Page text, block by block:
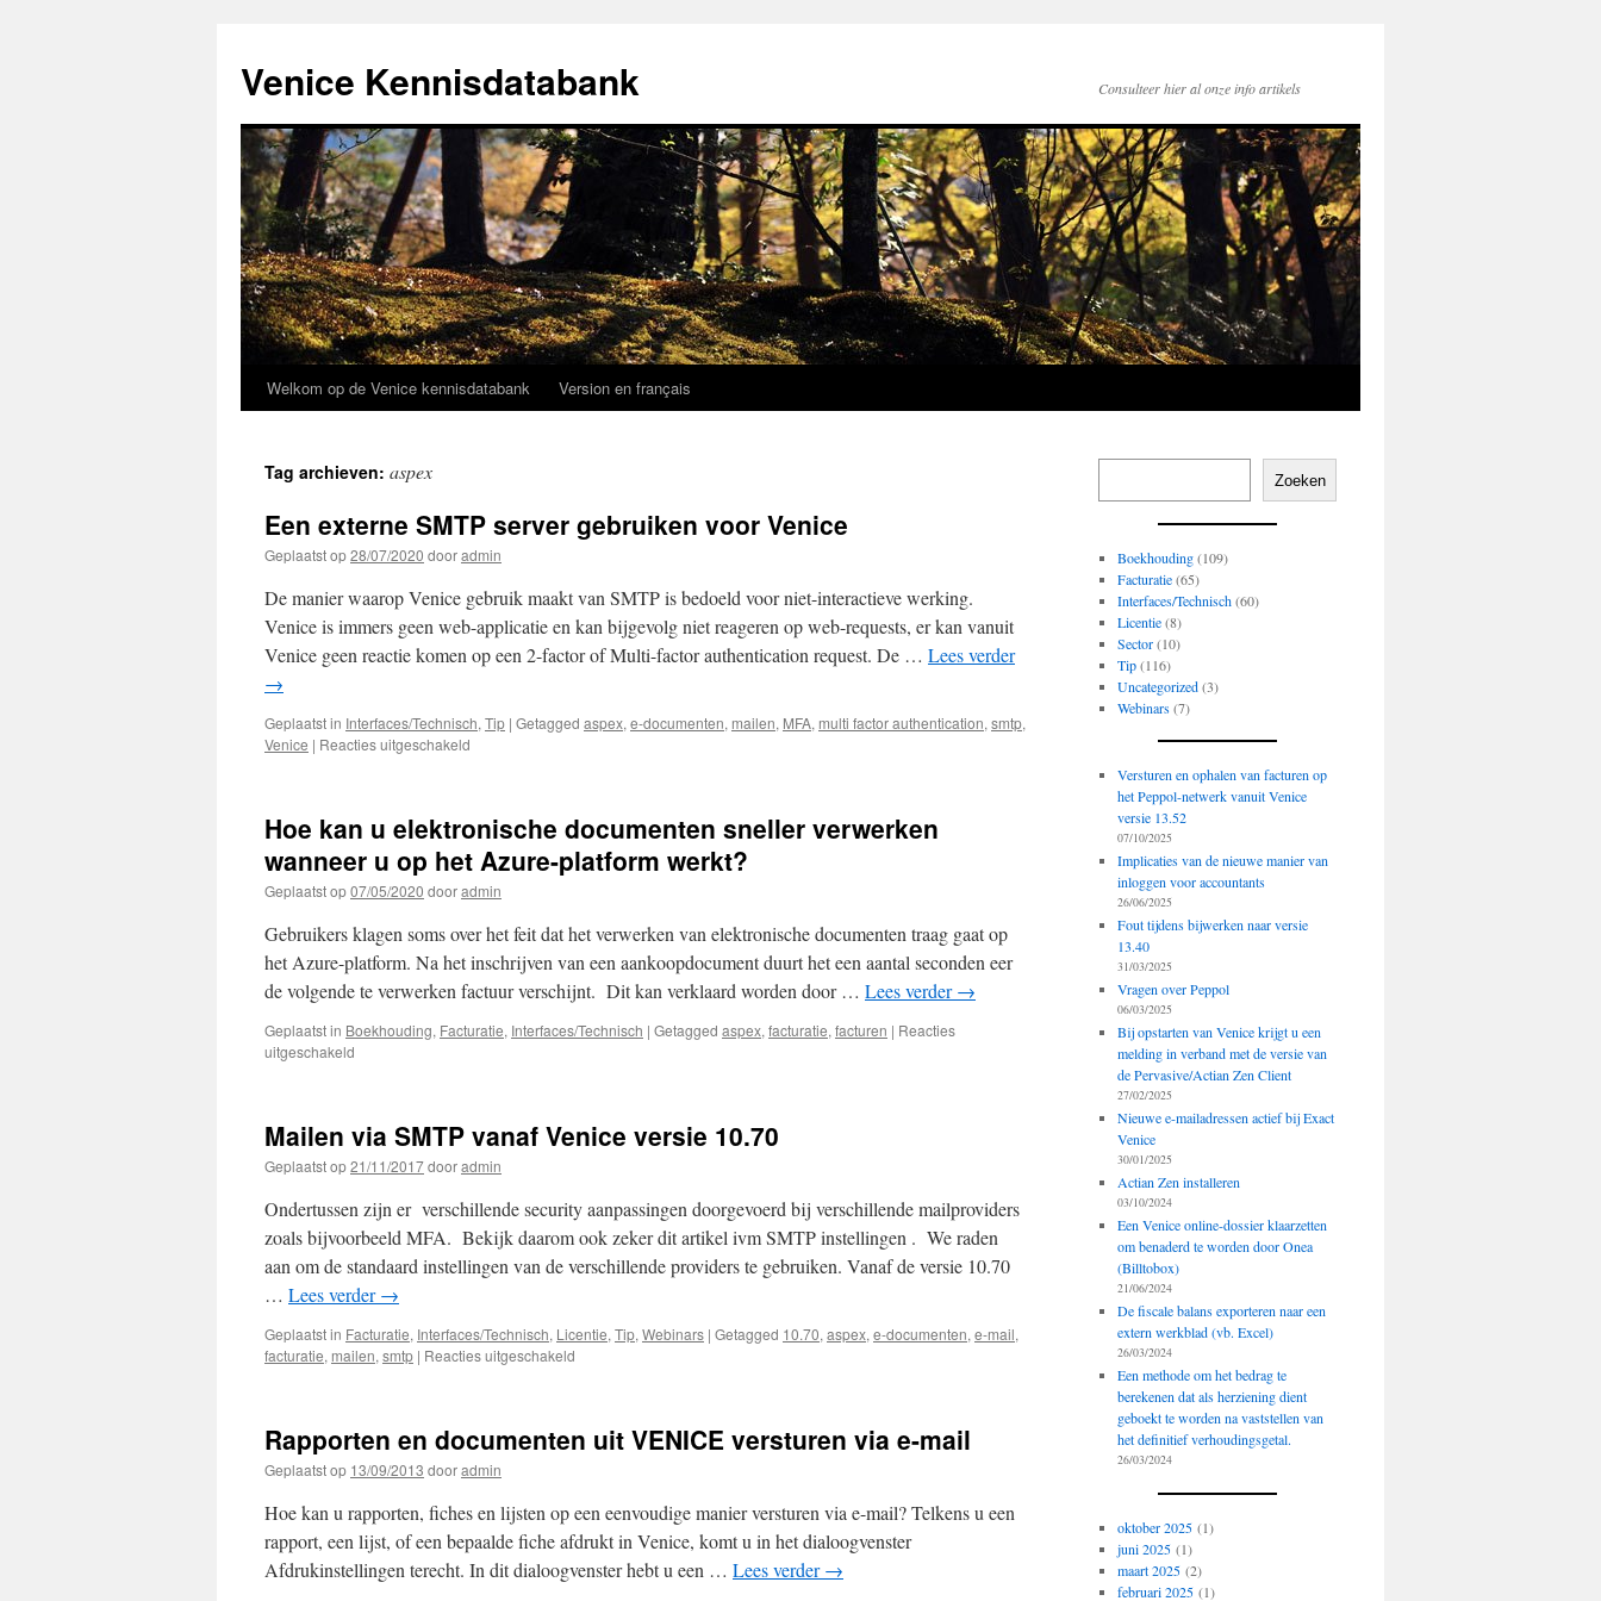
Venice Kennisdatabank Consulteer hier al onze info artikels
Ga
inhoud
Welkom op de Venice kennisdatabank Version en français
Tag archieven: aspex
Een externe SMTP server gebruiken voor Venice
Geplaatst op28/07/2020 dooradmin
De manier waarop Venice gebruik maakt van SMTP is bedoeld voor niet-interactieve werking.
Venice is immers geen web-applicatie en kan bijgevolg niet reageren op web-requests, er kan vanuit
Venice geen reactie komen op een 2-factor of Multi-factor authentication request. De … Lees verder
→
Geplaatst in Interfaces/Technisch, Tip | Getagged aspex, e-documenten, mailen, MFA, multi factor authentication, smtp,
Venice | Reacties uitgeschakeld
server
gebruiken
voor
Venice
Hoe kan u elektronische documenten sneller verwerken
wanneer u op het Azure-platform werkt?
Geplaatst op07/05/2020 dooradmin
Gebruikers klagen soms over het feit dat het verwerken van elektronische documenten traag gaat op
het Azure-platform. Na het inschrijven van een aankoopdocument duurt het een aantal seconden eer
de volgende te verwerken factuur verschijnt. Dit kan verklaard worden door … Lees verder→
Geplaatst in Boekhouding, Facturatie, Interfaces/Technisch | Getagged aspex, facturatie, facturen | Reacties
uitgeschakeld
elektronische
documenten
sneller
verwerken
wanneer
u
op
het
Azure-
platform
werkt?
Mailen via SMTP vanaf Venice versie 10.70
Geplaatst op21/11/2017dooradmin
Ondertussen zijn er verschillende security aanpassingen doorgevoerd bij verschillende mailproviders
zoals bijvoorbeeld MFA. Bekijk daarom ook zeker dit artikel ivm SMTP instellingen . We raden
aan om de standaard instellingen van de verschillende providers te gebruiken. Vanaf de versie 10.70
… Lees verder→
Geplaatst in Facturatie, Interfaces/Technisch, Licentie, Tip, Webinars | Getagged 10.70, aspex, e-documenten, e-mail,
facturatie, mailen, smtp | Reacties uitgeschakeld
vanaf
Rapporten en documenten uit VENICE versturen via e-mail
Geplaatst op 13/09/2013 dooradmin
Hoe kan u rapporten, fiches en lijsten op een eenvoudige manier versturen via e-mail? Telkens u een
rapport, een lijst, of een bepaalde fiche afdrukt in Venice, komt u in het dialoogvenster
Afdrukinstellingen terecht. In dit dialoogvenster hebt u een … Lees verder→
Zoeken
Boekhouding(109)
Facturatie(65)
Interfaces/Technisch(60)
Licentie(8)
Sector(10)
Tip(116)
Uncategorized(3)
Webinars(7)
Versturen en ophalen van facturen op
het Peppol-netwerk vanuit Venice
versie 13.52
07/10/2025
Implicaties van de nieuwe manier van
inloggen voor accountants
26/06/2025
Fout tijdens bijwerken naar versie
13.40
31/03/2025
Vragen over Peppol
06/03/2025
Bij opstarten van Venice krijgt u een
melding in verband met de versie van
de Pervasive/Actian Zen Client
27/02/2025
Nieuwe e-mailadressen actief bij Exact
Venice
30/01/2025
Actian Zen installeren
03/10/2024
Een Venice online-dossier klaarzetten
om benaderd te worden door Onea
(Billtobox)
21/06/2024
De fiscale balans exporteren naar een
extern werkblad (vb. Excel)
26/03/2024
Een methode om het bedrag te
berekenen dat als herziening dient
geboekt te worden na vaststellen van
het definitief verhoudingsgetal.
26/03/2024
oktober 2025(1)
juni 2025(1)
maart 2025(2)
februari 2025(1)